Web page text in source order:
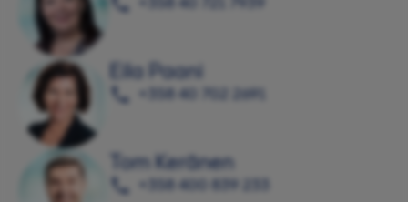
Eila Paani
+358 40 702 2691
Tom Keränen
+358 400 839 233